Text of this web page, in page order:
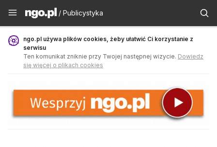
Publicystyka - ngo.pl
/ Publicystyka
ngo.pl używa plików cookies, żeby ułatwić Ci korzystanie z
serwisu
Ten komunikat zniknie przy Twojej następnej wizycie. Dowiedz
się więcej o plikach cookies